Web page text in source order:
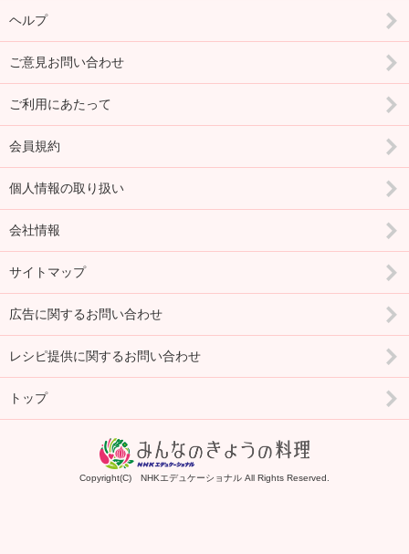
ヘルプ
ご意見お問い合わせ
ご利用にあたって
会員規約
個人情報の取り扱い
会社情報
サイトマップ
広告に関するお問い合わせ
レシピ提供に関するお問い合わせ
トップ
Copyright(C) NHKエデュケーショナル All Rights Reserved.